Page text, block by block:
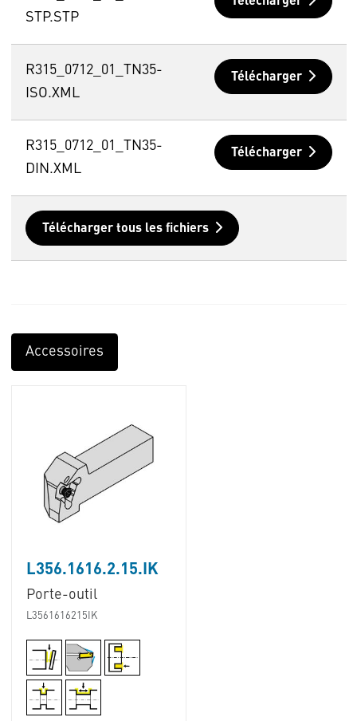
STP.STP
R315_0712_01_TN35-
ISO.XML
Télécharger
R315_0712_01_TN35-
DIN.XML
Télécharger
Télécharger tous les fichiers
Accessoires
L356.1616.2.15.IK
Porte-outil
L3561616215IK